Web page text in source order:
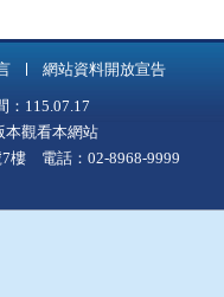
網站資料開放宣告
：115.07.17
本觀看本網站
7樓 電話：02-8968-9999